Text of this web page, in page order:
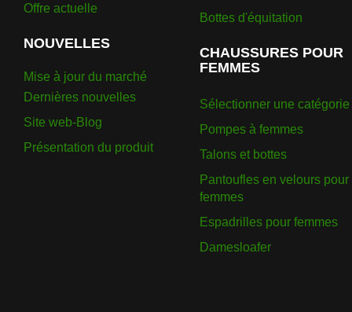
Offre actuelle
NOUVELLES
Mise à jour du marché
Dernières nouvelles
Site web-Blog
Présentation du produit
Bottes d'équitation
CHAUSSURES POUR
FEMMES
Sélectionner une catégorie
Pompes à femmes
Talons et bottes
Pantoufles en velours pour
femmes
Espadrilles pour femmes
Damesloafer